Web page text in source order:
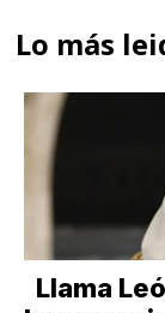
Lo más
Llama